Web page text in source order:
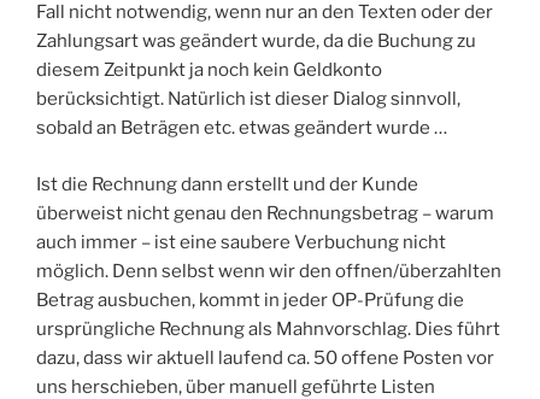
Fall nicht notwendig, wenn nur an den Texten oder der
Zahlungsart was geändert wurde, da die Buchung zu
diesem Zeitpunkt ja noch kein Geldkonto
berücksichtigt. Natürlich ist dieser Dialog sinnvoll,
sobald an Beträgen etc. etwas geändert wurde …
Ist die Rechnung dann erstellt und der Kunde
überweist nicht genau den Rechnungsbetrag – warum
auch immer – ist eine saubere Verbuchung nicht
möglich. Denn selbst wenn wir den offnen/überzahlten
Betrag ausbuchen, kommt in jeder OP-Prüfung die
ursprüngliche Rechnung als Mahnvorschlag. Dies führt
dazu, dass wir aktuell laufend ca. 50 offene Posten vor
uns herschieben, über manuell geführte Listen